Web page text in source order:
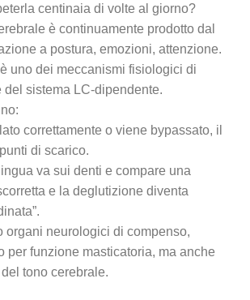
centinaia di volte al giorno?
è continuamente prodotto dal
a postura, emozioni, attenzione.
uno dei meccanismi fisiologici di
del sistema LC-dipendente.
correttamente o viene bypassato, il
di scarico.
va sui denti e compare una
e la deglutizione diventa
organi neurologici di compenso,
per funzione masticatoria, ma anche
tono cerebrale.